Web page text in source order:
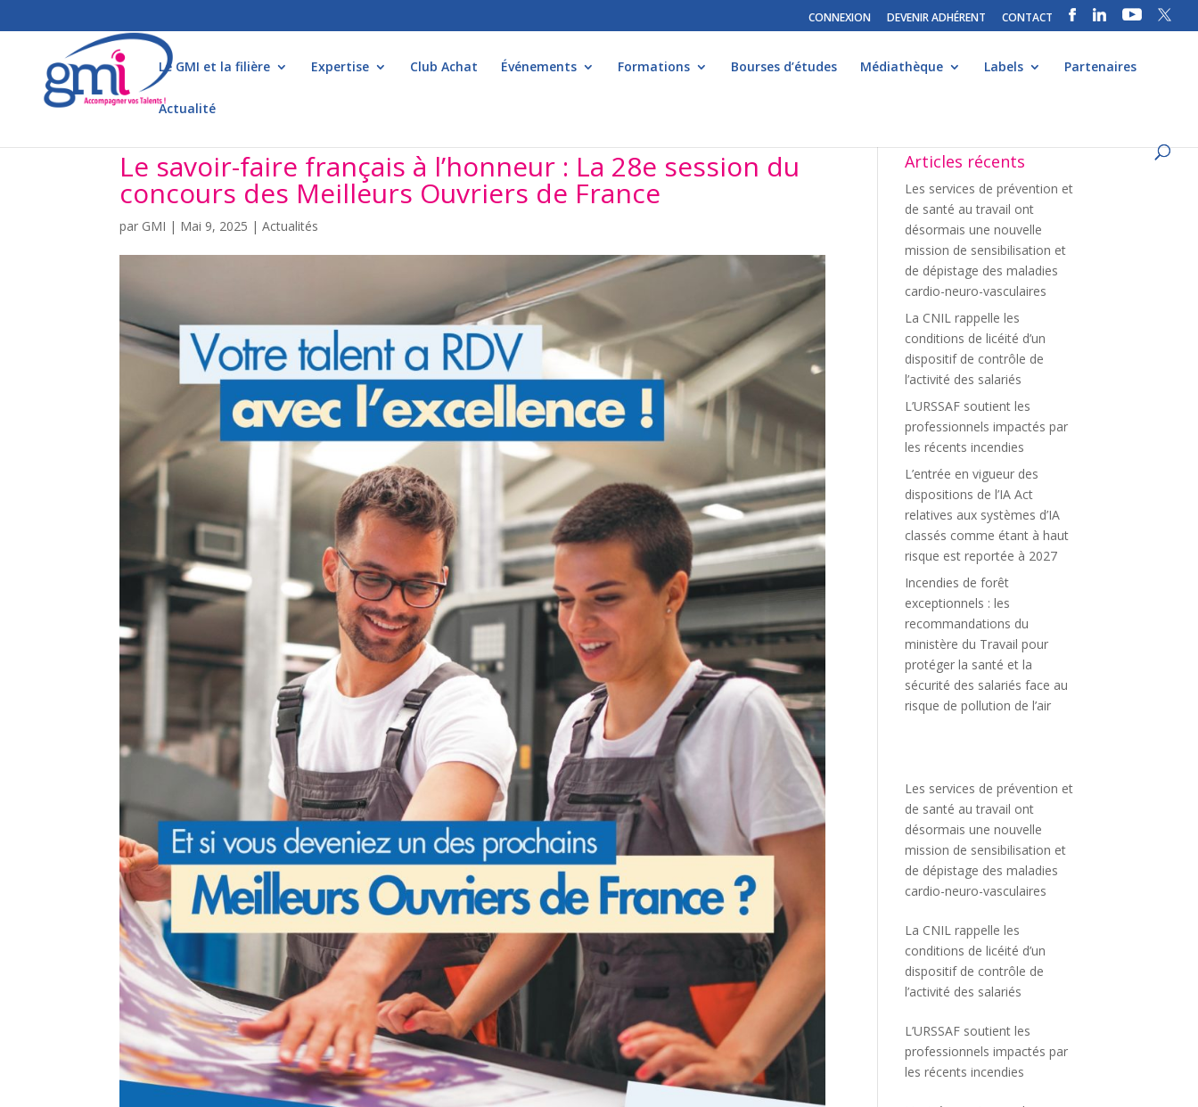
CONNEXION DEVENIR ADHÉRENT CONTACT
Le GMI et la filière Expertise Club Achat Événements Formations Bourses d’études Médiathèque Labels Partenaires
Actualité
Le savoir-faire français à l’honneur : La 28e session du
concours des Meilleurs Ouvriers de France
par GMI | Mai 9, 2025 |Actualités
Articles récents
Les services de prévention et
de santé au travail ont
désormais une nouvelle
mission de sensibilisation et
de dépistage des maladies
cardio-neuro-vasculaires
La CNIL rappelle les
conditions de licéité d’un
dispositif de contrôle de
l’activité des salariés
L’URSSAF soutient les
professionnels impactés par
les récents incendies
L’entrée en vigueur des
dispositions de l’IA Act
relatives aux systèmes d’IA
classés comme étant à haut
risque est reportée à 2027
Incendies de forêt
exceptionnels : les
recommandations du
ministère du Travail pour
protéger la santé et la
sécurité des salariés face au
risque de pollution de l’air
Les services de prévention et
de santé au travail ont
désormais une nouvelle
mission de sensibilisation et
de dépistage des maladies
cardio-neuro-vasculaires
La CNIL rappelle les
conditions de licéité d’un
dispositif de contrôle de
l’activité des salariés
L’URSSAF soutient les
professionnels impactés par
les récents incendies